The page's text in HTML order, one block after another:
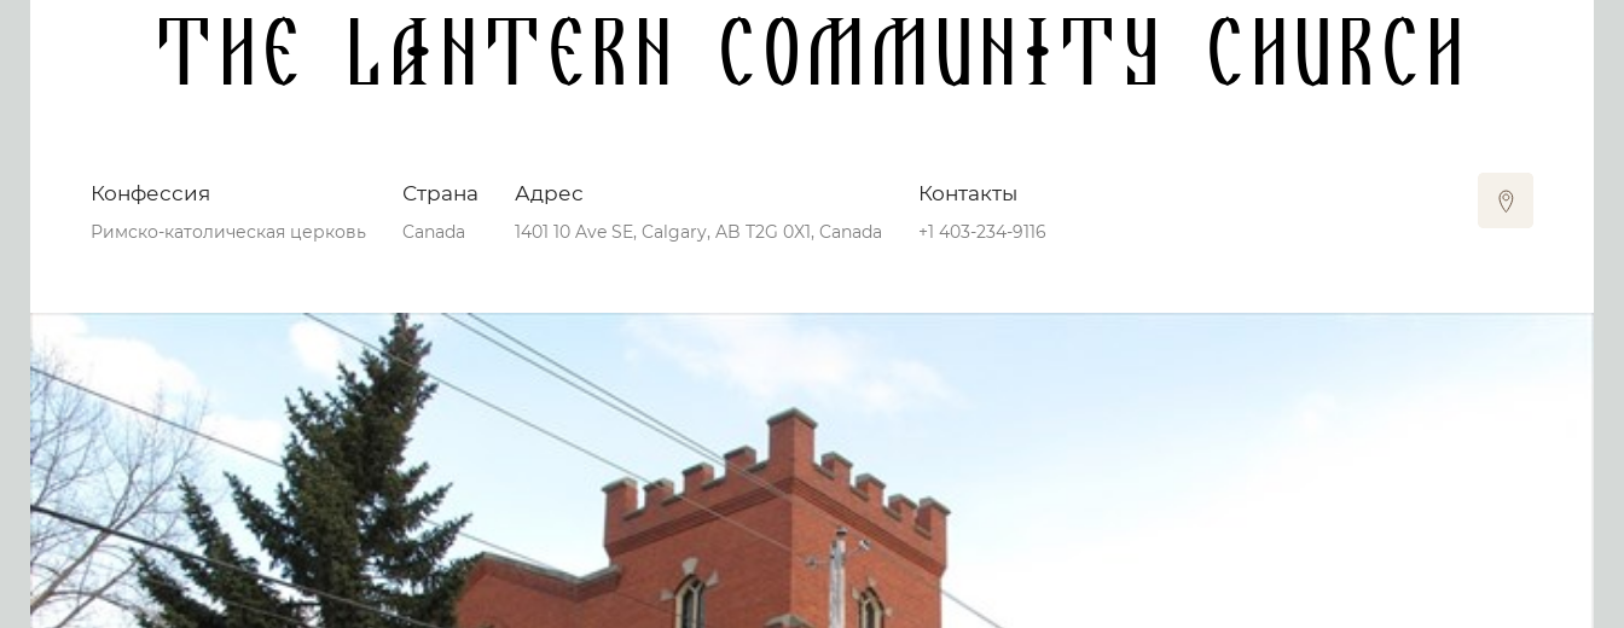
The Lantern Community Church
Конфессия
Римско-католическая церковь
Страна
Canada
Адрес
1401 10 Ave SE, Calgary, AB T2G 0X1, Canada
Контакты
+1 403-234-9116
52